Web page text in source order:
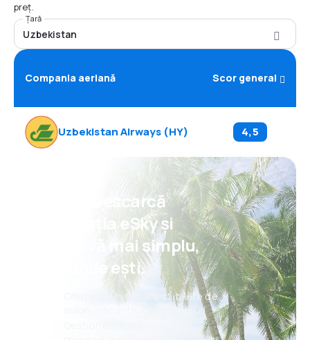
preț.
Țară
Uzbekistan
Compania aeriană Scor general
Uzbekistan Airways (HY) 4,5
Psst! Descarcă
aplicația eSky și
rezervă mai simplu,
oriunde ești.
Oferte noi în fiecare zi: bilete de
avion, vacanțe, city break-uri